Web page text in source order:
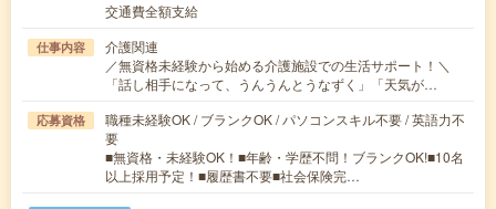
交通費全額支給
仕事内容
介護関連
／無資格未経験から始める介護施設での生活サポート！＼
「話し相手になって、うんうんとうなずく」「天気が…
応募資格
職種未経験OK / ブランクOK / パソコンスキル不要 / 英語力不
要
■無資格・未経験OK！■年齢・学歴不問！ブランクOK!■10名
以上採用予定！■履歴書不要■社会保険完…